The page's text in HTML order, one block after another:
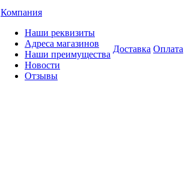
Компания
Наши реквизиты
Адреса магазинов
Наши преимущества
Новости
Отзывы
Доставка Оплата